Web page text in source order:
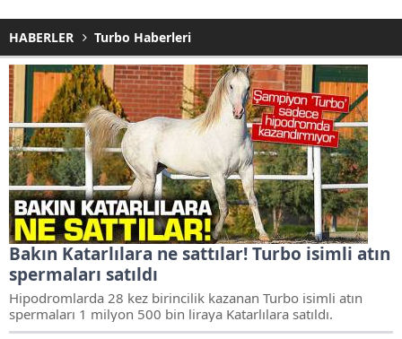
HABERLER Turbo Haberleri
Bakın Katarlılara ne sattılar! Turbo isimli atın
spermaları satıldı
Hipodromlarda 28 kez birincilik kazanan Turbo isimli atın
spermaları 1 milyon 500 bin liraya Katarlılara satıldı.